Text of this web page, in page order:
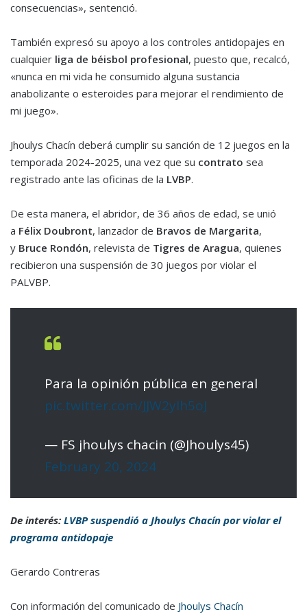
consecuencias», sentenció.
También expresó su apoyo a los controles antidopajes en
cualquier liga de béisbol profesional, puesto que, recalcó,
«nunca en mi vida he consumido alguna sustancia
anabolizante o esteroides para mejorar el rendimiento de
mi juego».
Jhoulys Chacín deberá cumplir su sanción de 12 juegos en la
temporada 2024-2025, una vez que su contrato sea
registrado ante las oficinas de la LVBP.
De esta manera, el abridor, de 36 años de edad, se unió
a Félix Doubront, lanzador de Bravos de Margarita,
y Bruce Rondón, relevista de Tigres de Aragua, quienes
recibieron una suspensión de 30 juegos por violar el
PALVBP.
Para la opinión pública en general
pic.twitter.com/JJW2yIh5oJ
— FS jhoulys chacin (@Jhoulys45)
February 20, 2024
De interés: LVBP suspendió a Jhoulys Chacín por violar el
programa antidopaje
Gerardo Contreras
Con información del comunicado de Jhoulys Chacín